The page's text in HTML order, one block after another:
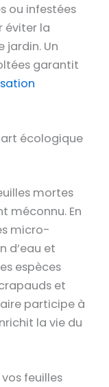
ou infestées
éviter la
jardin. Un
garantit
écologique
mortes
méconnu. En
micro-
d’eau et
espèces
et
participe à
la vie du
feuilles